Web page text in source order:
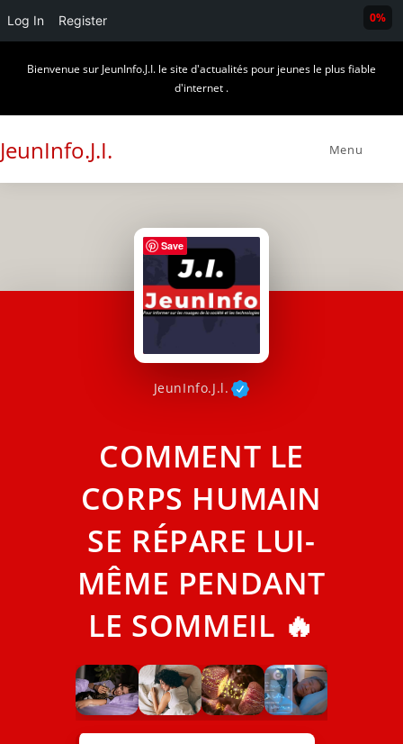
Log In Register
Bienvenue sur JeunInfo.J.I. le site d'actualités pour jeunes le plus fiable
d'internet .
JeunInfo.J.I. Menu
JeunInfo.J.l.
COMMENT LE
CORPS HUMAIN
SE RÉPARE LUI-
MÊME PENDANT
LE SOMMEIL 🔥
0%
Save